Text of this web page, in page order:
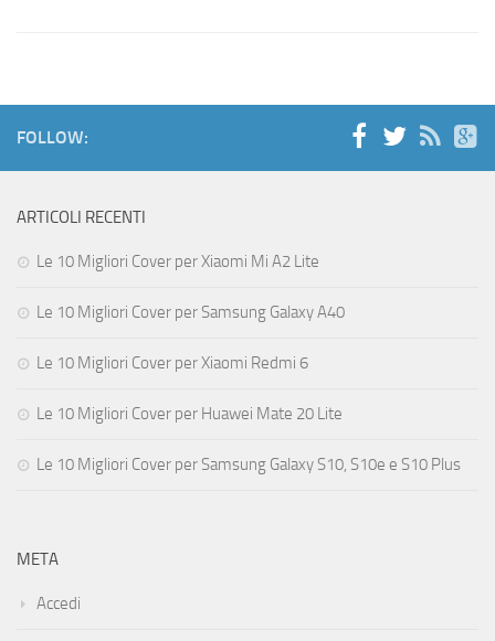
FOLLOW:
ARTICOLI RECENTI
Le 10 Migliori Cover per Xiaomi Mi A2 Lite
Le 10 Migliori Cover per Samsung Galaxy A40
Le 10 Migliori Cover per Xiaomi Redmi 6
Le 10 Migliori Cover per Huawei Mate 20 Lite
Le 10 Migliori Cover per Samsung Galaxy S10, S10e e S10 Plus
META
Accedi